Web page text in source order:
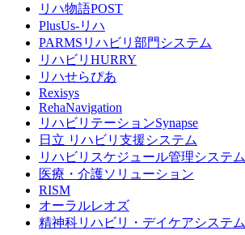
リハ物語POST
PlusUs-リハ
PARMSリハビリ部門システム
リハビリHURRY
リハせらぴあ
Rexisys
RehaNavigation
リハビリテーションSynapse
日立 リハビリ支援システム
リハビリスケジュール管理システム
医療・介護ソリューション
RISM
オーラルレオズ
精神科リハビリ・デイケアシステム